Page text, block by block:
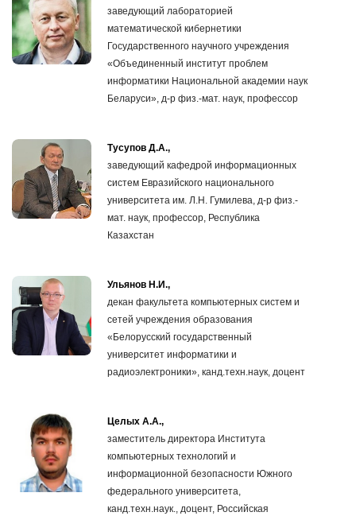
заведующий лабораторией
математической кибернетики
Государственного научного учреждения
«Объединенный институт проблем
информатики Национальной академии наук
Беларуси», д-р физ.-мат. наук, профессор
Тусупов Д.А.,
заведующий кафедрой информационных
систем Евразийского национального
университета им. Л.Н. Гумилева, д-р физ.-
мат. наук, профессор, Республика
Казахстан
Ульянов Н.И.,
декан факультета компьютерных систем и
сетей учреждения образования
«Белорусский государственный
университет информатики и
радиоэлектроники», канд.техн.наук, доцент
Целых А.А.,
заместитель директора Института
компьютерных технологий и
информационной безопасности Южного
федерального университета,
канд.техн.наук., доцент, Российская